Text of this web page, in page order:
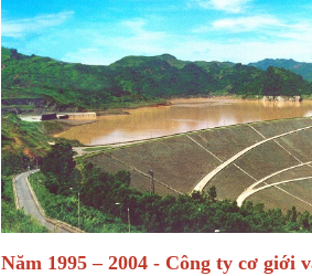
Năm 1995 – 2004 - Công ty cơ giới